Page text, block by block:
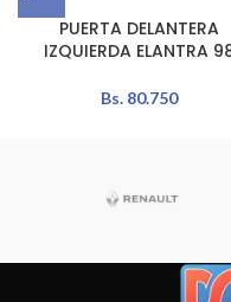
PUERTA DELANTERA
IZQUIERDA ELANTRA
Bs.80.750